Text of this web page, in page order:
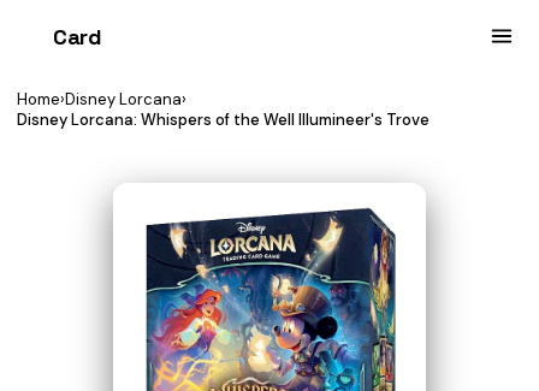
Card
Home›Disney Lorcana›
Disney Lorcana: Whispers of the Well Illumineer's Trove